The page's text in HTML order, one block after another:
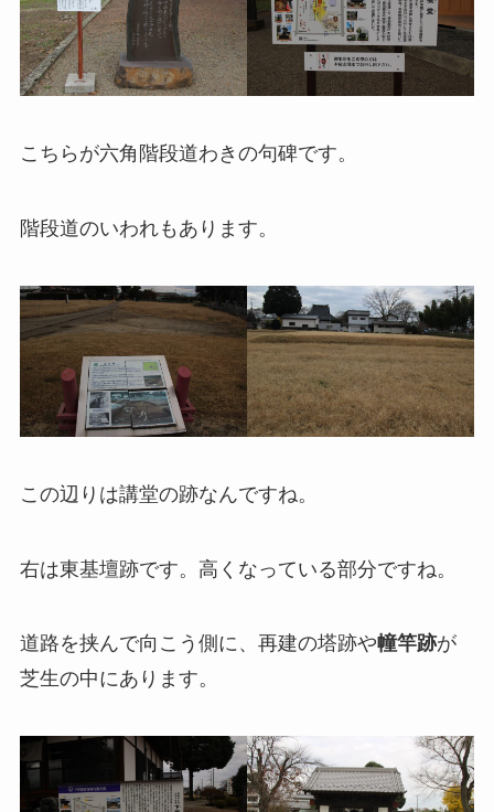
こちらが六角階段道わきの句碑です。
階段道のいわれもあります。
この辺りは講堂の跡なんですね。
右は東基壇跡です。高くなっている部分ですね。
道路を挟んで向こう側に、再建の塔跡や幢竿跡が
芝生の中にあります。